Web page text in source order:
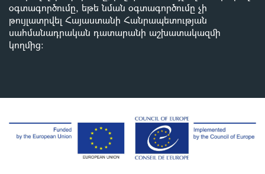
օգտագործումը, եթե նման օգտագործումը չի
թույլատրվել Հայաստանի Հանրապետության
սահմանադրական դատարանի աշխատակազմի
կողմից: